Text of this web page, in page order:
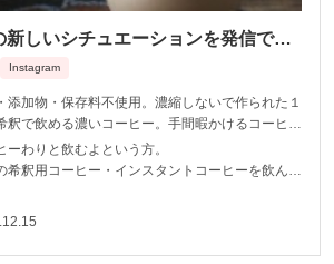
新しいシチュエーションを発信でき
に目がない人、超募集！
Instagram
添加物・保存料不使用。濃縮しないで作られた１
釈で飲める濃いコーヒー。手間暇かけるコーヒー
う楽しみ方と魅力を知って、皆さんのフォロワー
伝えてほしいです。
ーわりと飲むよという方。
希釈用コーヒー・インスタントコーヒーを飲んだ
ある方または飲んで比較してみていいよという
ワー数は問いませんが、テンスカフェの情報を一